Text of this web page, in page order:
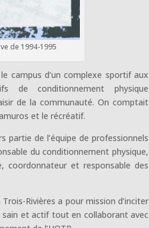
de 1994-1995
campus d’un complexe sportif aux
de conditionnement physique
de la communauté. On comptait
et le récréatif.
partie de l’équipe de professionnels
du conditionnement physique,
coordonnateur et responsable des
Rivières a pour mission d’inciter
et actif tout en collaborant avec